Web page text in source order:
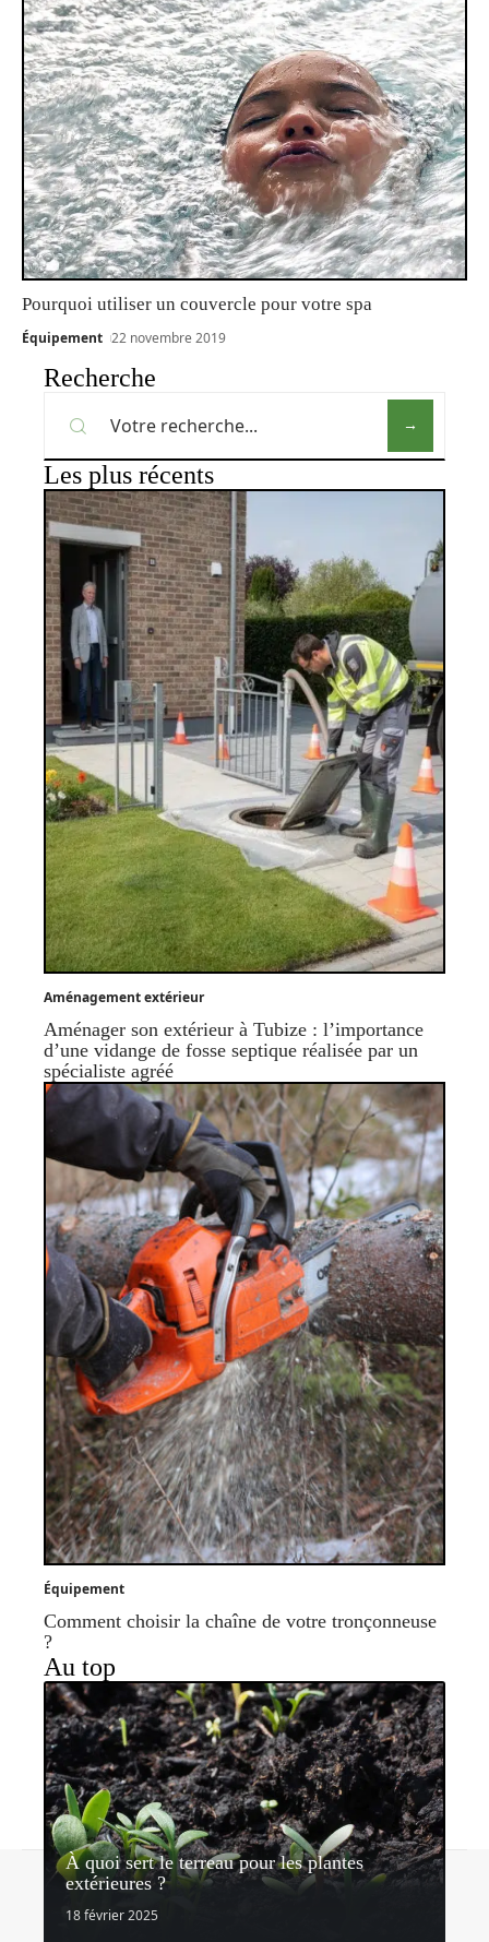
Pourquoi utiliser un couvercle pour votre spa
Équipement 22 novembre 2019
Recherche
Les plus récents
Aménagement extérieur
Aménager son extérieur à Tubize : l’importance
d’une vidange de fosse septique réalisée par un
spécialiste agréé
Équipement
Comment choisir la chaîne de votre tronçonneuse
?
Au top
À quoi sert le terreau pour les plantes
extérieures ?
18 février 2025© 2026 | lemondedujardin.com
Contact Mentions légales Sitemap